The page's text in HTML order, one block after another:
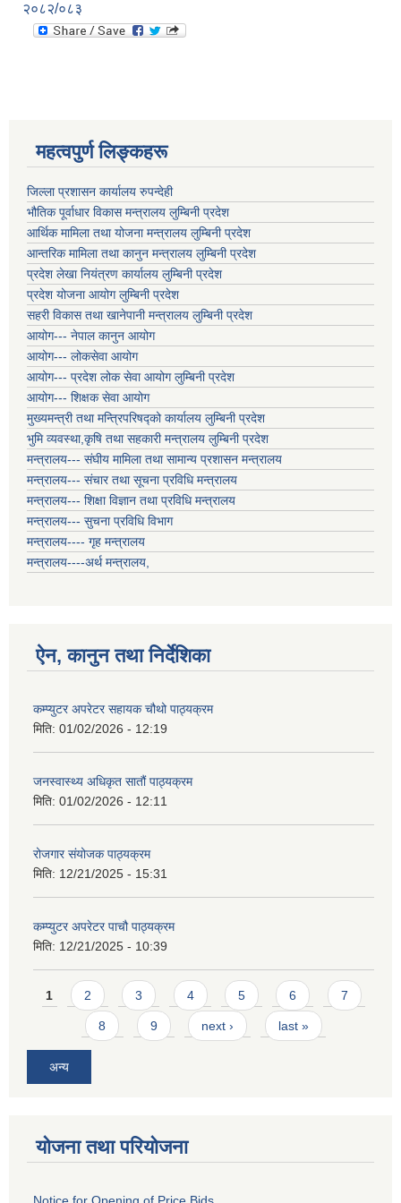
२०८२/०८३
महत्वपुर्ण लिङ्कहरू
जिल्ला प्रशासन कार्यालय रुपन्देही
भौतिक पूर्वाधार विकास मन्त्रालय लुम्बिनी प्रदेश
आर्थिक मामिला तथा योजना मन्त्रालय लुम्बिनी प्रदेश
आन्तरिक मामिला तथा कानुन मन्त्रालय लुम्बिनी प्रदेश
प्रदेश लेखा नियंत्रण कार्यालय लुम्बिनी प्रदेश
प्रदेश योजना आयोग लुम्बिनी प्रदेश
सहरी विकास तथा खानेपानी मन्त्रालय लुम्बिनी प्रदेश
आयोग--- नेपाल कानुन आयोग
आयोग--- लोकसेवा आयोग
आयोग--- प्रदेश लोक सेवा आयोग लुम्बिनी प्रदेश
आयोग--- शिक्षक सेवा आयोग
मुख्यमन्त्री तथा मन्त्रिपरिषद्को कार्यालय लुम्बिनी प्रदेश
भुमि व्यवस्था,कृषि तथा सहकारी मन्त्रालय लुम्बिनी प्रदेश
मन्त्रालय--- संघीय मामिला तथा सामान्य प्रशासन मन्त्रालय
मन्त्रालय--- संचार तथा सूचना प्रविधि मन्त्रालय
मन्त्रालय--- शिक्षा विज्ञान तथा प्रविधि मन्त्रालय
मन्त्रालय--- सुचना प्रविधि विभाग
मन्त्रालय---- गृह मन्त्रालय
मन्त्रालय----अर्थ मन्त्रालय,
ऐन, कानुन तथा निर्देशिका
कम्प्युटर अपरेटर सहायक चौथो पाठ्यक्रम
मिति: 01/02/2026 - 12:19
जनस्वास्थ्य अधिकृत सातौं पाठ्यक्रम
मिति: 01/02/2026 - 12:11
रोजगार संयोजक पाठ्यक्रम
मिति: 12/21/2025 - 15:31
कम्प्युटर अपरेटर पाचौ पाठ्यक्रम
मिति: 12/21/2025 - 10:39
Pages
1 2 3 4 5 6 7
8 9 next › last »
अन्य
योजना तथा परियोजना